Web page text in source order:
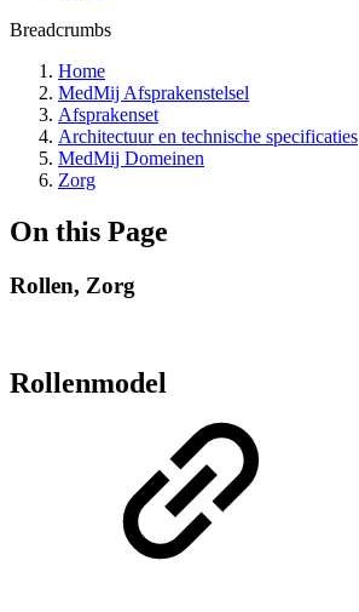
Breadcrumbs
Home
MedMij Afsprakenstelsel
Afsprakenset
Architectuur en technische specificaties
MedMij Domeinen
Zorg
On this Page
Rollen, Zorg
Rollenmodel